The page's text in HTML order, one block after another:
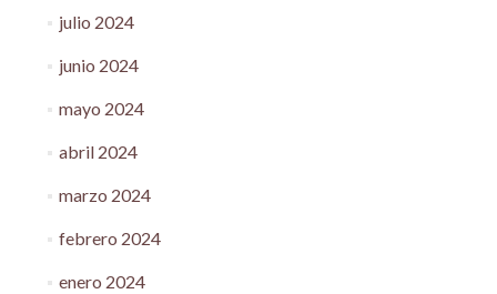
julio 2024
junio 2024
mayo 2024
abril 2024
marzo 2024
febrero 2024
enero 2024